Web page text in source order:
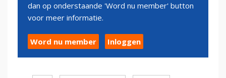
dan op onderstaande 'Word nu member' button
voor meer informatie.
Word nu member Inloggen